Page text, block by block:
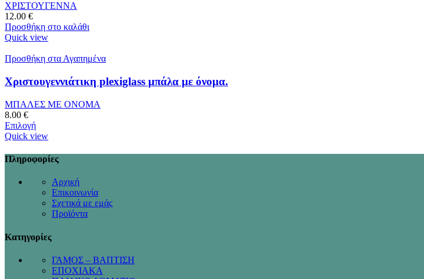
ΧΡΙΣΤΟΥΓΕΝΝΑ
12.00 €
Προσθήκη στο καλάθι
Quick view
Προσθήκη στα Αγαπημένα
Χριστουγεννιάτικη plexiglass μπάλα με όνομα.
ΜΠΑΛΕΣ ΜΕ ΟΝΟΜΑ
8.00 €
Επιλογή
Quick view
Πληροφορίες
Αρχική
Επικοινωνία
Σχετικά με εμάς
Προϊόντα
Κατηγορίες
ΓΑΜΟΣ – ΒΑΠΤΙΣΗ
ΕΠΟΧΙΑΚΑ